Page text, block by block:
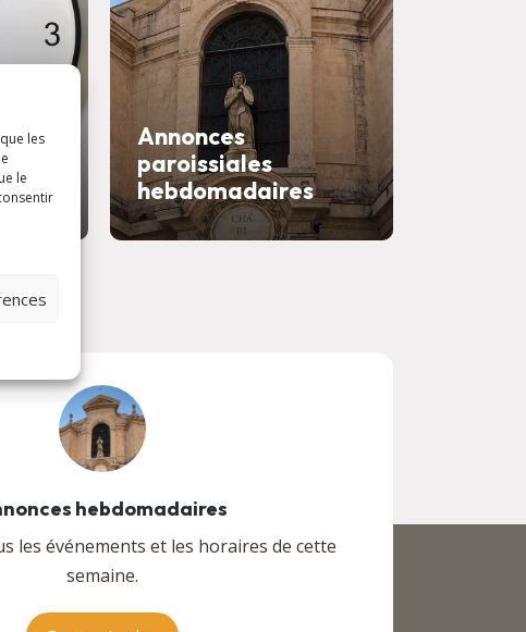
les
le
Annonces
paroissiales
hebdomadaires
hebdomadaires
les événements et les horaires de cette
semaine.